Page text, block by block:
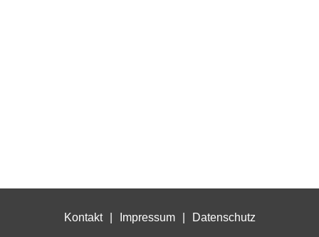
Kontakt Impressum Datenschutz